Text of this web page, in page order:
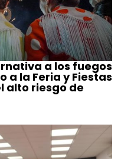
a los fuegos
a la Feria y Fiestas
alto riesgo de